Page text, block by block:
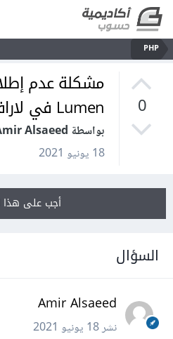
PHP
0
مشكلة عدم
Lumen في لارافل
بواسطة Amir Alsaeed
18 يونيو 2021
أجب على هذا
السؤال
Amir Alsaeed
نشر18 يونيو 2021